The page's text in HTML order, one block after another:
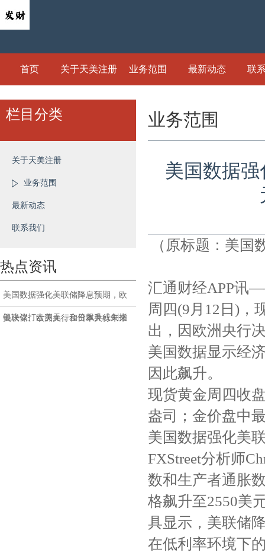
首页 关于天美注册 业务范围 最新动态 联
栏目分类
关于天美注册
业务范围
最新动态
联系我们
热点资讯
美国数据强化美联储降息预期，欧
银决议打击美元，金价飙升或剑指
美联储、欧洲央行和日本央行未来
业务范围
美国数据
（原标题：美
汇通财经APP讯
周四(9月12日)，
出，因欧洲央行
美国数据显示经
因此飙升。
现货黄金周四收
盎司；金价盘中
美国数据强化美
FXStreet分析师
数和生产者通胀
格飙升至2550美
具显示，美联储
在低利率环境下